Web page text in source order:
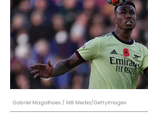
Gabriel Magalhaes / MB Media/GettyImages